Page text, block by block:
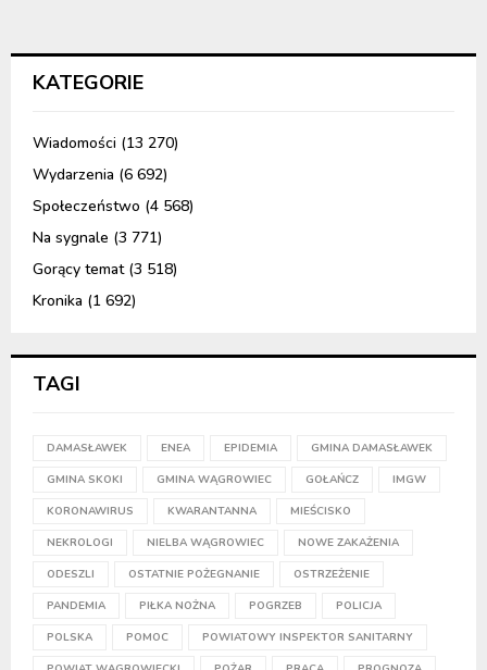
KATEGORIE
Wiadomości (13 270)
Wydarzenia (6 692)
Społeczeństwo (4 568)
Na sygnale (3 771)
Gorący temat(3 518)
Kronika (1 692)
TAGI
DAMASŁAWEK ENEA EPIDEMIA GMINA DAMASŁAWEK
GMINA SKOKI GMINA WĄGROWIEC GOŁAŃCZ IMGW
KORONAWIRUS KWARANTANNA MIEŚCISKO
NEKROLOGI NIELBA WĄGROWIEC NOWE ZAKAŻENIA
ODESZLI OSTATNIE POŻEGNANIE OSTRZEŻENIE
PANDEMIA PIŁKA NOŻNA POGRZEB POLICJA
POLSKA POMOC POWIATOWY INSPEKTOR SANITARNY